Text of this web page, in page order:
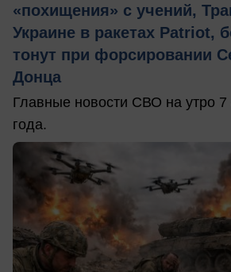
«похищения» с учений,
Украине в ракетах Patriot,
тонут при форсировании
Донца
Главные новости СВО на утро 7
года.